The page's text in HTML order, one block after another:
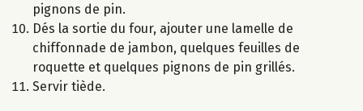
pignons de pin.
Dés la sortie du four, ajouter une lamelle de
chiffonnade de jambon, quelques feuilles de
roquette et quelques pignons de pin grillés.
Servir tiède.